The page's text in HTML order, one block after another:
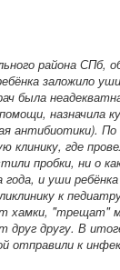
района СПб,
заложило
была
назначила
антибиотики).
клинику, где
пробки, ни о
и уши
к
хамки, "трещат"
друг другу. В
отправили к